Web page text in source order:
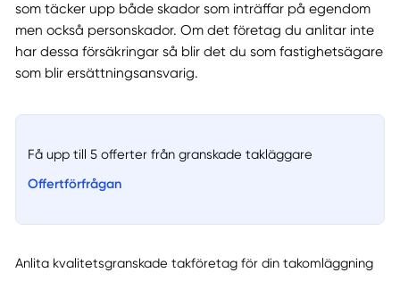
som täcker upp både skador som inträffar på egendom
men också personskador. Om det företag du anlitar inte
har dessa försäkringar så blir det du som fastighetsägare
som blir ersättningsansvarig.
Få upp till 5 offerter från granskade takläggare
Offertförfrågan
Anlita kvalitetsgranskade takföretag för din takomläggning